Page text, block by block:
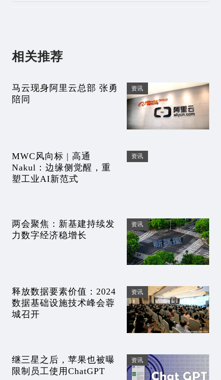
相关推荐
马云现身阿里云总部 张勇
陪同
资讯
MWC风向标 | 高通
Nakul：边缘侧觉醒，重
塑工业AI新范式
资讯
两会聚焦：新基建持续发
力数字经济稳增长
资讯
释放数据要素价值：2024
数据基础设施技术峰会蓉
城召开
资讯
继三星之后，苹果也被曝
限制员工使用ChatGPT
资讯